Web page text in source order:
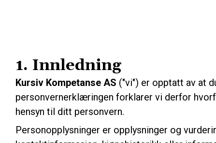
1. Innledning
Kursiv Kompetanse AS ("vi") er opptatt av at
personvernerklæringen forklarer vi derfor
hensyn til ditt personvern.
Personopplysninger er opplysninger og